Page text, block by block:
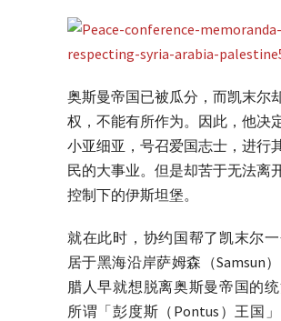
奥斯曼帝国已被瓜分，而凯末尔
权，不能有所作为。因此，他决
小亚细亚，号召爱国志士，进行
民的大事业。但是却苦于无法离
控制下的伊斯坦堡。
就在此时，协约国帮了凯末尔一
居于黑海沿岸萨姆森（Samsun
腊人早就想脱离奥斯曼帝国的
所谓「彭度斯（Pontus）王国